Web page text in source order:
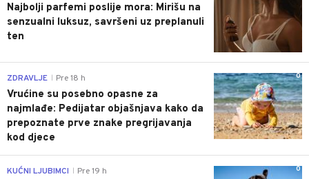
Najbolji parfemi poslije mora: Mirišu na
senzualni luksuz, savršeni uz preplanuli
ten
0
ZDRAVLJE Pre 18 h
Vrućine su posebno opasne za
najmlađe: Pedijatar objašnjava kako da
prepoznate prve znake pregrijavanja
kod djece
0
KUĆNI LJUBIMCI Pre 19 h